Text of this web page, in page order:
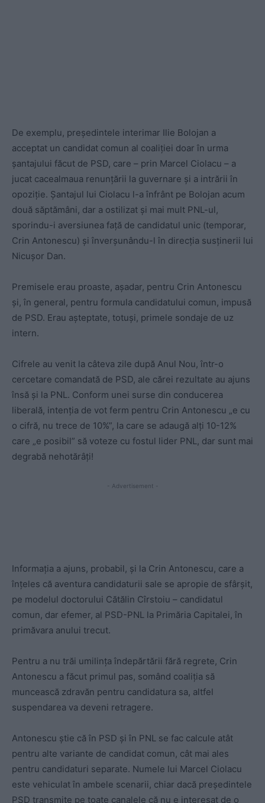
De exemplu, președintele interimar Ilie Bolojan a
acceptat un candidat comun al coaliției doar în urma
șantajului făcut de PSD, care – prin Marcel Ciolacu – a
jucat cacealmaua renunțării la guvernare și a intrării în
opoziție. Șantajul lui Ciolacu l-a înfrânt pe Bolojan acum
două săptămâni, dar a ostilizat și mai mult PNL-ul,
sporindu-i aversiunea față de candidatul unic (temporar,
Crin Antonescu) și înverșunându-l în direcția susținerii lui
Nicușor Dan.
Premisele erau proaste, așadar, pentru Crin Antonescu
și, în general, pentru formula candidatului comun, impusă
de PSD. Erau așteptate, totuși, primele sondaje de uz
intern.
Cifrele au venit la câteva zile după Anul Nou, într-o
cercetare comandată de PSD, ale cărei rezultate au ajuns
însă și la PNL. Conform unei surse din conducerea
liberală, intenția de vot ferm pentru Crin Antonescu „e cu
o cifră, nu trece de 10%”, la care se adaugă alți 10-12%
care „e posibil” să voteze cu fostul lider PNL, dar sunt mai
degrabă nehotărâți!
- Advertisement -
Informația a ajuns, probabil, și la Crin Antonescu, care a
înțeles că aventura candidaturii sale se apropie de sfârșit,
pe modelul doctorului Cătălin Cîrstoiu – candidatul
comun, dar efemer, al PSD-PNL la Primăria Capitalei, în
primăvara anului trecut.
Pentru a nu trăi umilința îndepărtării fără regrete, Crin
Antonescu a făcut primul pas, somând coaliția să
muncească zdravăn pentru candidatura sa, altfel
suspendarea va deveni retragere.
Antonescu știe că în PSD și în PNL se fac calcule atât
pentru alte variante de candidat comun, cât mai ales
pentru candidaturi separate. Numele lui Marcel Ciolacu
este vehiculat în ambele scenarii, chiar dacă președintele
PSD transmite pe toate canalele că nu e interesat de o